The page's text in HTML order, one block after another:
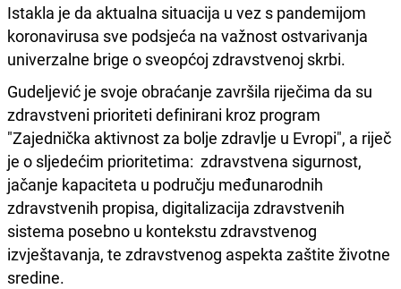
Istakla je da aktualna situacija u vez s pandemijom
koronavirusa sve podsjeća na važnost ostvarivanja
univerzalne brige o sveopćoj zdravstvenoj skrbi.
Gudeljević je svoje obraćanje završila riječima da su
zdravstveni prioriteti definirani kroz program
"Zajednička aktivnost za bolje zdravlje u Evropi", a riječ
je o sljedećim prioritetima: zdravstvena sigurnost,
jačanje kapaciteta u području međunarodnih
zdravstvenih propisa, digitalizacija zdravstvenih
sistema posebno u kontekstu zdravstvenog
izvještavanja, te zdravstvenog aspekta zaštite životne
sredine.